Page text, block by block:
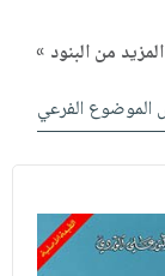
المزيد من البنود »
الموضوع الفرعي